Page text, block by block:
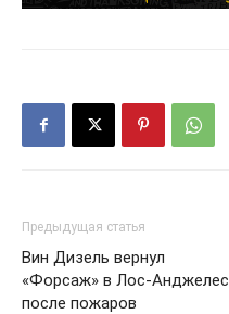
Предыдущая статья
Вин Дизель вернул
«Форсаж» в Лос-Анджелес
после пожаров